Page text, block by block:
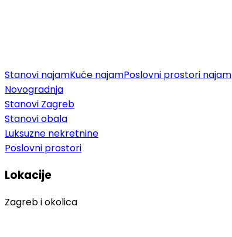
Stanovi najamKuće najamPoslovni prostori najam
Novogradnja
Stanovi Zagreb
Stanovi obala
Luksuzne nekretnine
Poslovni prostori
Lokacije
Zagreb i okolica